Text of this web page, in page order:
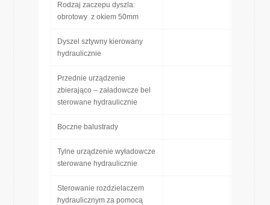
Rodzaj zaczepu dyszla:
obrotowy z okiem 50mm
Dyszel sztywny kierowany
hydraulicznie
Przednie urządzenie
zbierająco – załadowcze bel
sterowane hydraulicznie
Boczne balustrady
Tylne urządzenie wyładowcze
sterowane hydraulicznie
Sterowanie rozdzielaczem
hydraulicznym za pomocą